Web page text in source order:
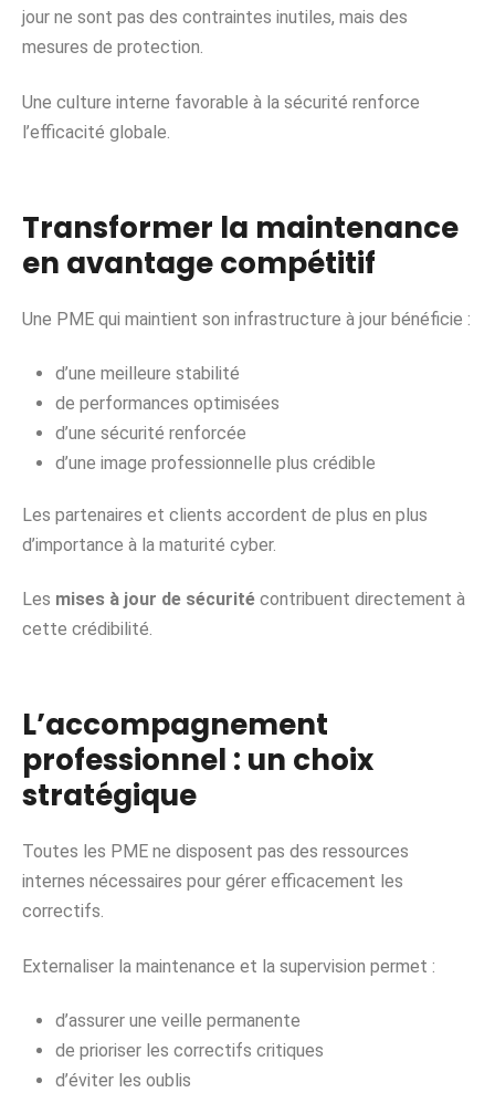
jour ne sont pas des contraintes inutiles, mais des
mesures de protection.
Une culture interne favorable à la sécurité renforce
l’efficacité globale.
Transformer la maintenance
en avantage compétitif
Une PME qui maintient son infrastructure à jour bénéficie :
d’une meilleure stabilité
de performances optimisées
d’une sécurité renforcée
d’une image professionnelle plus crédible
Les partenaires et clients accordent de plus en plus
d’importance à la maturité cyber.
Les mises à jour de sécurité contribuent directement à
cette crédibilité.
L’accompagnement
professionnel : un choix
stratégique
Toutes les PME ne disposent pas des ressources
internes nécessaires pour gérer efficacement les
correctifs.
Externaliser la maintenance et la supervision permet :
d’assurer une veille permanente
de prioriser les correctifs critiques
d’éviter les oublis